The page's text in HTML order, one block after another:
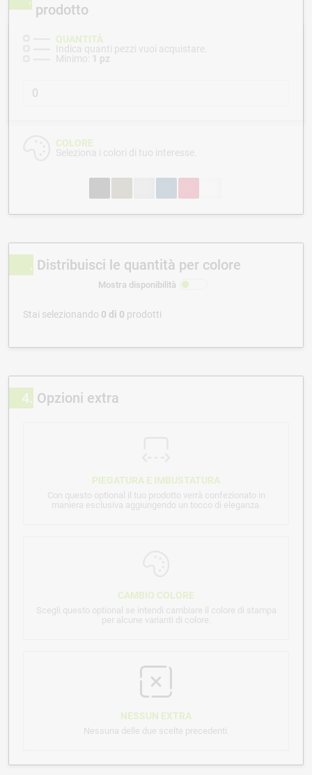
prodotto
QUANTITÀ
Indica quanti pezzi vuoi acquistare.
Minimo: 1 pz
COLORE
Seleziona i colori di tuo interesse.
Distribuisci le quantità per colore
Mostra disponibilità
Stai selezionando 0 di 0 prodotti
4 Opzioni extra
PIEGATURA E IMBUSTATURA
Con questo optional il tuo prodotto verrà confezionato in
maniera esclusiva aggiungendo un tocco di eleganza.
CAMBIO COLORE
Scegli questo optional se intendi cambiare il colore di stampa
per alcune varianti di colore.
NESSUN EXTRA
Nessuna delle due scelte precedenti.